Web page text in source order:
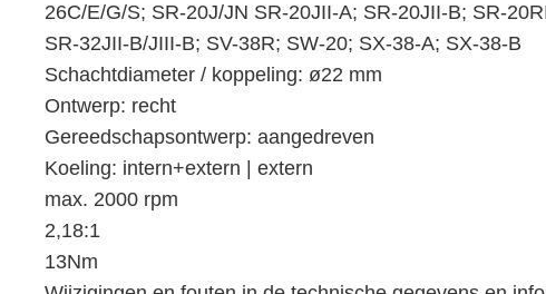
26C/E/G/S; SR-20J/JN SR-20JII-A; SR-20JII-B; SR-
SR-32JII-B/JIII-B; SV-38R; SW-20; SX-38-A; SX-38-B
Schachtdiameter / koppeling: ø22 mm
Ontwerp: recht
Gereedschapsontwerp: aangedreven
Koeling: intern+extern | extern
max. 2000 rpm
2,18:1
13Nm